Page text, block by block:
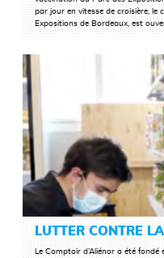
par jour en vitesse de croisière, le
Expositions de Bordeaux, est
LUTTER CONTRE
Le Comptoir d’Aliénor a été